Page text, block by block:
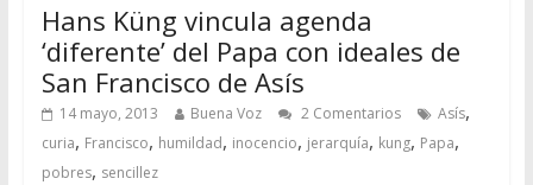
Hans Küng vincula agenda
‘diferente’ del Papa con ideales de
San Francisco de Asís
14 mayo, 2013 Buena Voz 2 Comentarios Asís,
curia, Francisco, humildad, inocencio, jerarquía, kung, Papa,
pobres, sencillez